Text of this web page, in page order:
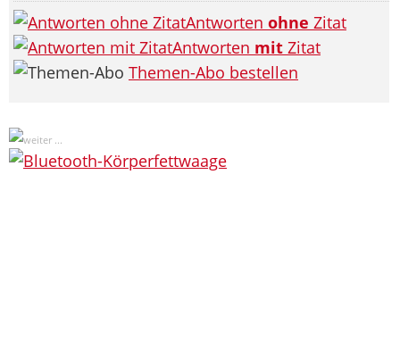
Antworten ohne Zitat
Antworten mit Zitat
Themen-Abo bestellen